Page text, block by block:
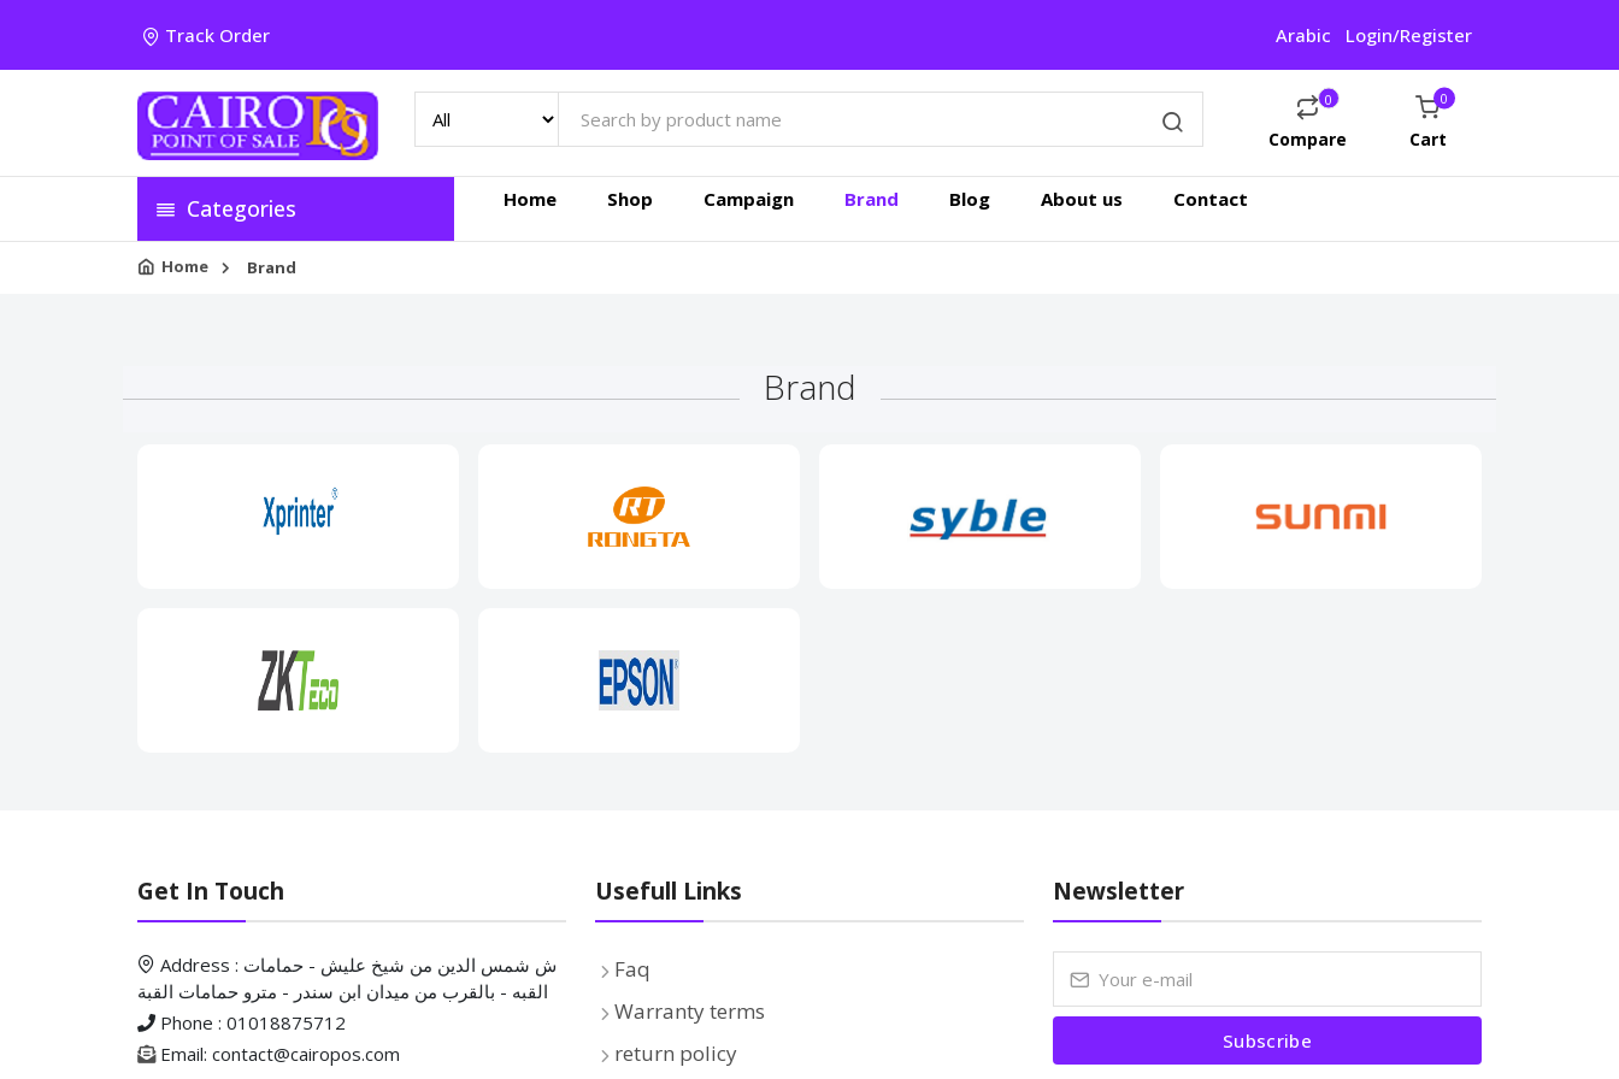
Track Order Arabic Login/Register
0
Compare
0
Cart
Categories Home Shop Campaign Brand Blog About us Contact
Home Brand
Brand
Get In Touch
Address : ش شمس الدين من شيخ عليش - حمامات
القبه - بالقرب من ميدان ابن سندر - مترو حمامات القبة
Phone : 01018875712
Email: contact@cairopos.com
Usefull Links
Faq
Warranty terms
return policy
Newsletter
Subscribe